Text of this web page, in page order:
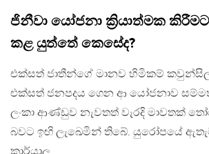
ජිනීවා යෝජනා ක්‍රියාත්මක
කළ යුත්තේ කෙසේද?
එක්සත් ජාතීන්ගේ මානව හිමිකම්
එක්සත් ජනපදය ගෙන ආ යෝජනාව
ලංකා ආණ්ඩුව නැවතත් වැරදි මාවතක්
බවට ඉඟි ලැඛෙමින් තිබේ. යුරෝපයේ